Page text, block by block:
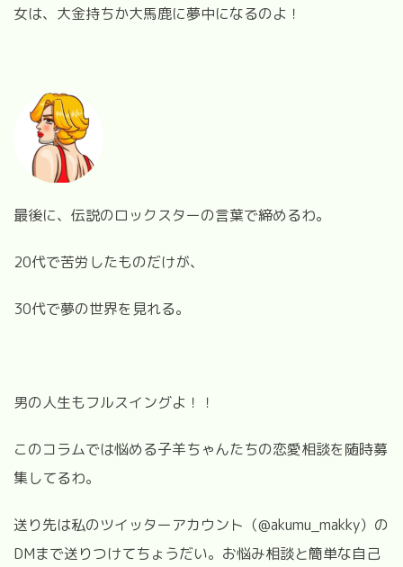
女は、大金持ちか大馬鹿に夢中になるのよ！
最後に、伝説のロックスターの言葉で締めるわ。
20代で苦労したものだけが、
30代で夢の世界を見れる。
男の人生もフルスイングよ！！
このコラムでは悩める子羊ちゃんたちの恋愛相談を随時募
集してるわ。
送り先は私のツイッターアカウント（@akumu_makky）の
DMまで送りつけてちょうだい。お悩み相談と簡単な自己